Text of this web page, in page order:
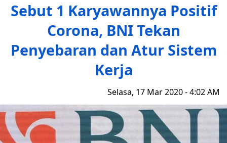
Sebut 1 Karyawannya Positif
Corona, BNI Tekan
Penyebaran dan Atur Sistem
Kerja
Selasa, 17 Mar 2020 - 4:02 AM